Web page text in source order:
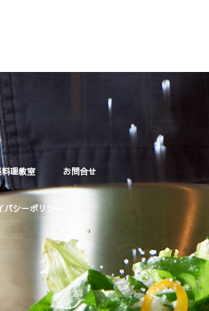
理教室 お問合せ
バシーポリシー